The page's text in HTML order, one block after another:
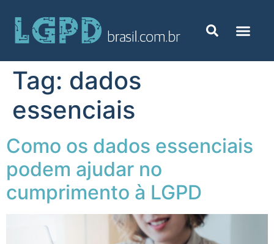
Tag: dados
essenciais
Como os dados essenciais
podem ajudar no
cumprimento à LGPD